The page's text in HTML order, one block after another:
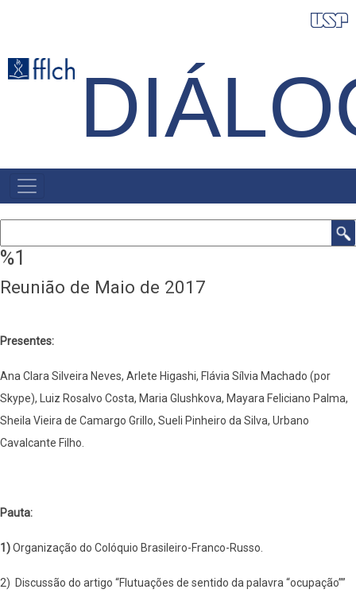
conteúdo
NAVEGAÇÃO
PRINCIPAL
%1
Reunião de Maio de 2017
Presentes:
Ana Clara Silveira Neves, Arlete Higashi, Flávia Sílvia Machado (por
Skype), Luiz Rosalvo Costa, Maria Glushkova, Mayara Feliciano Palma,
Sheila Vieira de Camargo Grillo, Sueli Pinheiro da Silva, Urbano
Cavalcante Filho.
Pauta:
1)Organização do Colóquio Brasileiro-Franco-Russo.
2) Discussão do artigo “Flutuações de sentido da palavra “ocupação””